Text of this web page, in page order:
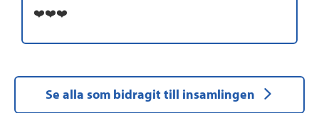
❤️❤️❤️
Se alla som bidragit till insamlingen